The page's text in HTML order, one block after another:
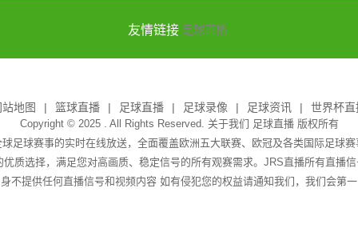
友情链接 足球直播
地图 篮球直播 足球直播 足球录像 足球资讯 世界杯直
Copyright © 2025 . All Rights Reserved. 关于我们 足球直播版权所有
足球赛事的实时在线放送，全面覆盖欧洲五大联赛、欧冠及各类国际足球
质选择，满足您对高画质、稳定信号的所有观赛需求。JRS直播所有直播
不提供任何直播信号和视频内容 如有侵犯您的权益请通知我们，我们会第